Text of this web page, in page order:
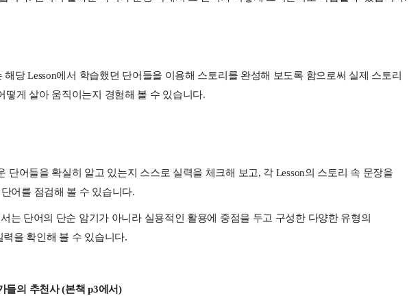
해당 Lesson에서 학습했던 단어들을 이용해 스토리를 완성해 보도록 함으로써 실제 스토리
떻게 살아 움직이는지 경험해 볼 수 있습니다.
단어들을 확실히 알고 있는지 스스로 실력을 체크해 보고, 각 Lesson의 스토리 속 문장을
어를 점검해 볼 수 있습니다.
서는 단어의 단순 암기가 아니라 실용적인 활용에 중점을 두고 구성한 다양한 유형의
을 확인해 볼 수 있습니다.
들의 추천사 (본책 p3에서)